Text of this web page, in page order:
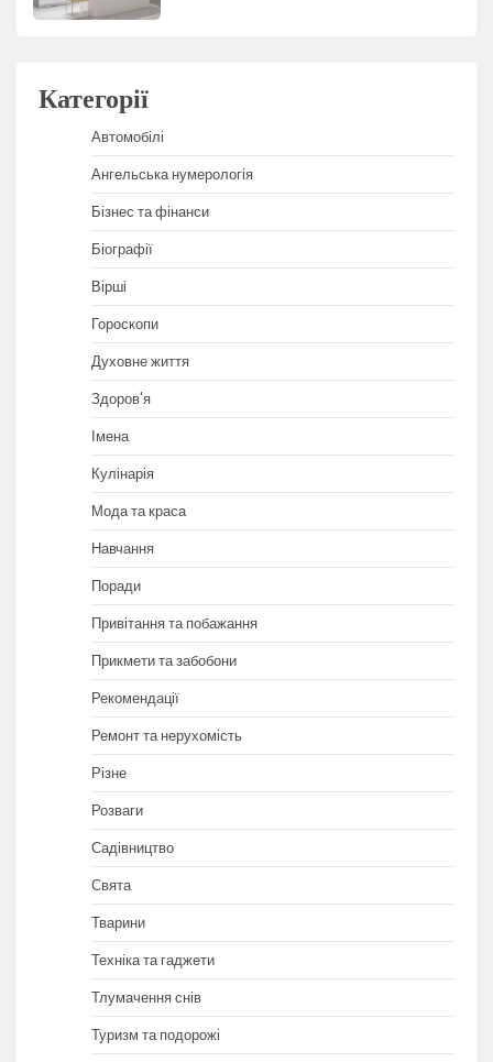
Категорії
Автомобілі
Ангельська нумерологія
Бізнес та фінанси
Біографії
Вірші
Гороскопи
Духовне життя
Здоров'я
Імена
Кулінарія
Мода та краса
Навчання
Поради
Привітання та побажання
Прикмети та забобони
Рекомендації
Ремонт та нерухомість
Різне
Розваги
Садівництво
Свята
Тварини
Техніка та гаджети
Тлумачення снів
Туризм та подорожі